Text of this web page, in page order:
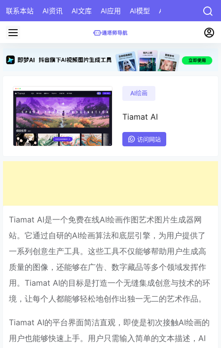
联系本站 AI资讯 AI文库 AI应用 AI模型 AI公司 AI提示词
AI绘画
Tiamat AI
访问网站
Tiamat AI是一个免费在线AI绘画作图艺术图片生成器网
站。它通过自研的AI绘画算法和底层引擎，为用户提供了
一系列创意生产工具。这些工具不仅能够帮助用户生成高
质量的图像，还能够在广告、数字藏品等多个领域发挥作
用。Tiamat AI的目标是打造一个无缝集成创意与技术的环
境，让每个人都能够轻松地创作出独一无二的艺术作品。
Tiamat AI的平台界面简洁直观，即使是初次接触AI绘画的
用户也能够快速上手。用户只需输入简单的文本描述，AI